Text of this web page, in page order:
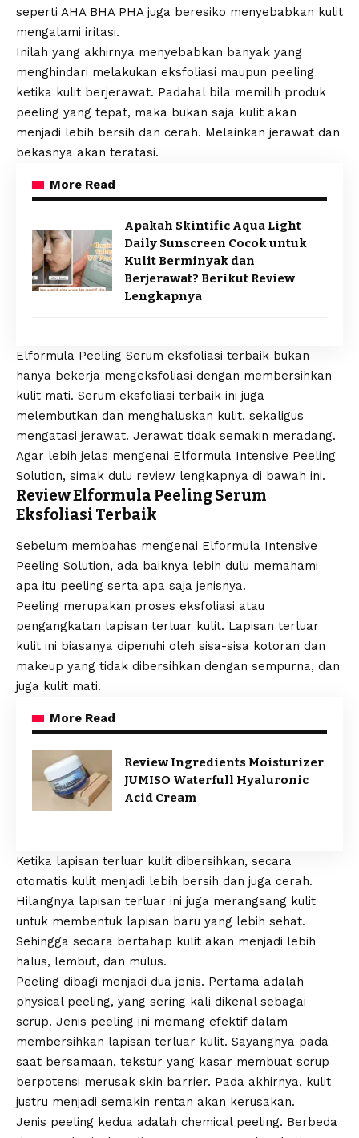
seperti AHA BHA PHA juga beresiko menyebabkan kulit
mengalami iritasi.
Inilah yang akhirnya menyebabkan banyak yang
menghindari melakukan eksfoliasi maupun peeling
ketika kulit berjerawat. Padahal bila memilih produk
peeling yang tepat, maka bukan saja kulit akan
menjadi lebih bersih dan cerah. Melainkan jerawat dan
bekasnya akan teratasi.
More Read
Apakah Skintific Aqua Light
Daily Sunscreen Cocok untuk
Kulit Berminyak dan
Berjerawat? Berikut Review
Lengkapnya
Elformula Peeling Serum eksfoliasi terbaik bukan
hanya bekerja mengeksfoliasi dengan membersihkan
kulit mati. Serum eksfoliasi terbaik ini juga
melembutkan dan menghaluskan kulit, sekaligus
mengatasi jerawat. Jerawat tidak semakin meradang.
Agar lebih jelas mengenai Elformula Intensive Peeling
Solution, simak dulu review lengkapnya di bawah ini.
Review Elformula Peeling Serum
Eksfoliasi Terbaik
Sebelum membahas mengenai Elformula Intensive
Peeling Solution, ada baiknya lebih dulu memahami
apa itu peeling serta apa saja jenisnya.
Peeling merupakan proses eksfoliasi atau
pengangkatan lapisan terluar kulit. Lapisan terluar
kulit ini biasanya dipenuhi oleh sisa-sisa kotoran dan
makeup yang tidak dibersihkan dengan sempurna, dan
juga kulit mati.
More Read
Review Ingredients Moisturizer
JUMISO Waterfull Hyaluronic
Acid Cream
Ketika lapisan terluar kulit dibersihkan, secara
otomatis kulit menjadi lebih bersih dan juga cerah.
Hilangnya lapisan terluar ini juga merangsang kulit
untuk membentuk lapisan baru yang lebih sehat.
Sehingga secara bertahap kulit akan menjadi lebih
halus, lembut, dan mulus.
Peeling dibagi menjadi dua jenis. Pertama adalah
physical peeling, yang sering kali dikenal sebagai
scrup. Jenis peeling ini memang efektif dalam
membersihkan lapisan terluar kulit. Sayangnya pada
saat bersamaan, tekstur yang kasar membuat scrup
berpotensi merusak skin barrier. Pada akhirnya, kulit
justru menjadi semakin rentan akan kerusakan.
Jenis peeling kedua adalah chemical peeling. Berbeda